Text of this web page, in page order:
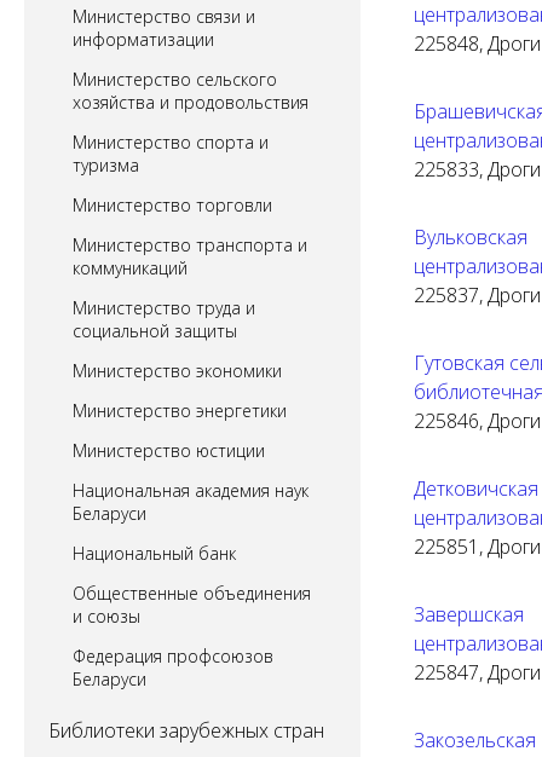
Министерство связи и
информатизации
Министерство сельского
хозяйства и продовольствия
Министерство спорта и
туризма
Министерство торговли
Министерство транспорта и
коммуникаций
Министерство труда и
социальной защиты
Министерство экономики
Министерство энергетики
Министерство юстиции
Национальная академия наук
Беларуси
Национальный банк
Общественные объединения
и союзы
Федерация профсоюзов
Беларуси
Библиотеки зарубежных стран
225848,
225833,
225837,
Гутовская
225846,
225851,
225847,